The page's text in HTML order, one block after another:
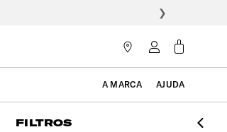
❯
A MARCA AJUDA
FILTROS